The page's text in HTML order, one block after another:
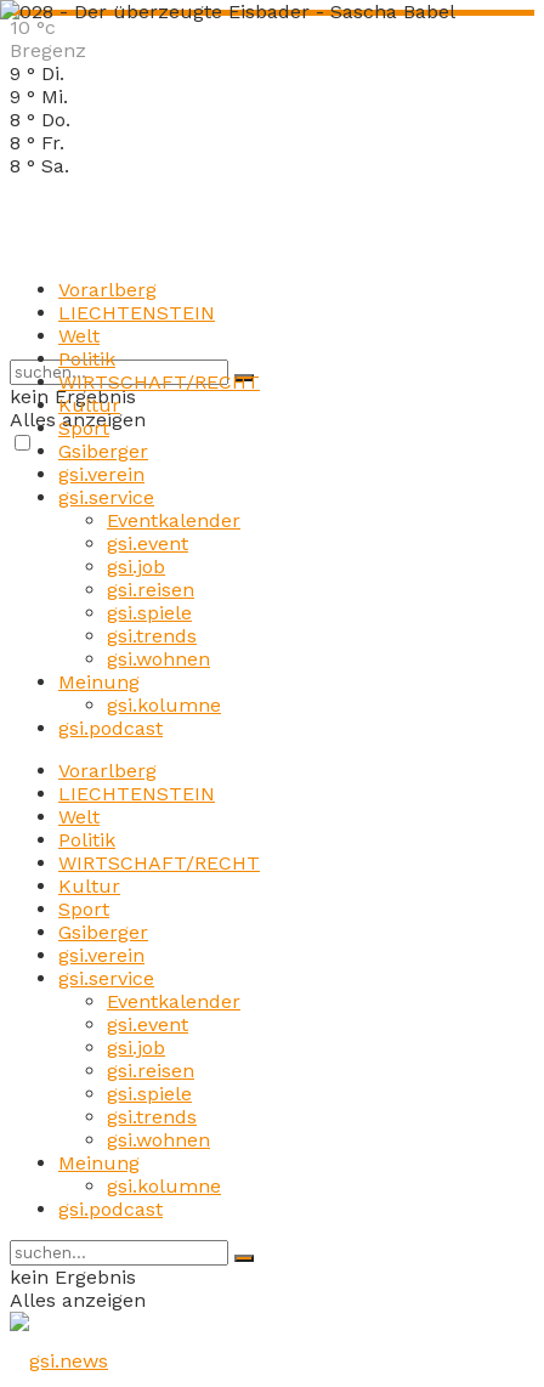
10 °c
Bregenz
9 ° Di.
9 ° Mi.
8 ° Do.
8 ° Fr.
8 ° Sa.
kein Ergebnis
Alles anzeigen
Vorarlberg
LIECHTENSTEIN
Welt
Politik
WIRTSCHAFT/RECHT
Kultur
Sport
Gsiberger
gsi.verein
gsi.service
Eventkalender
gsi.event
gsi.job
gsi.reisen
gsi.spiele
gsi.trends
gsi.wohnen
Meinung
gsi.kolumne
gsi.podcast
Vorarlberg
LIECHTENSTEIN
Welt
Politik
WIRTSCHAFT/RECHT
Kultur
Sport
Gsiberger
gsi.verein
gsi.service
Eventkalender
gsi.event
gsi.job
gsi.reisen
gsi.spiele
gsi.trends
gsi.wohnen
Meinung
gsi.kolumne
gsi.podcast
kein Ergebnis
Alles anzeigen